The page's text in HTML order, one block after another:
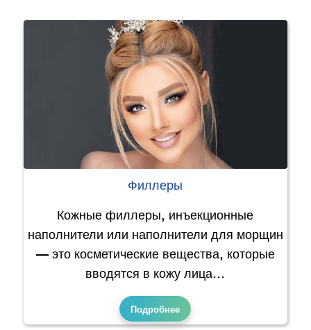
Филлеры
Кожные филлеры, инъекционные
наполнители или наполнители для морщин
— это косметические вещества, которые
вводятся в кожу лица…
Подробнее